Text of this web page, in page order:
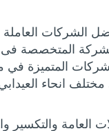
العاملة
المتخصصة
المتميزة في
انحاء
العامة والتكسير